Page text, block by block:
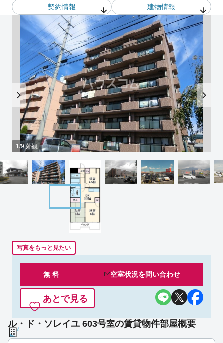
契約情報
建物情報
1/9 外観
写真をもっと見たい
無 料 空室状況を問い合わせ
あとで見る
ル・ド・ソレイユ 603号室の賃貸物件部屋概要